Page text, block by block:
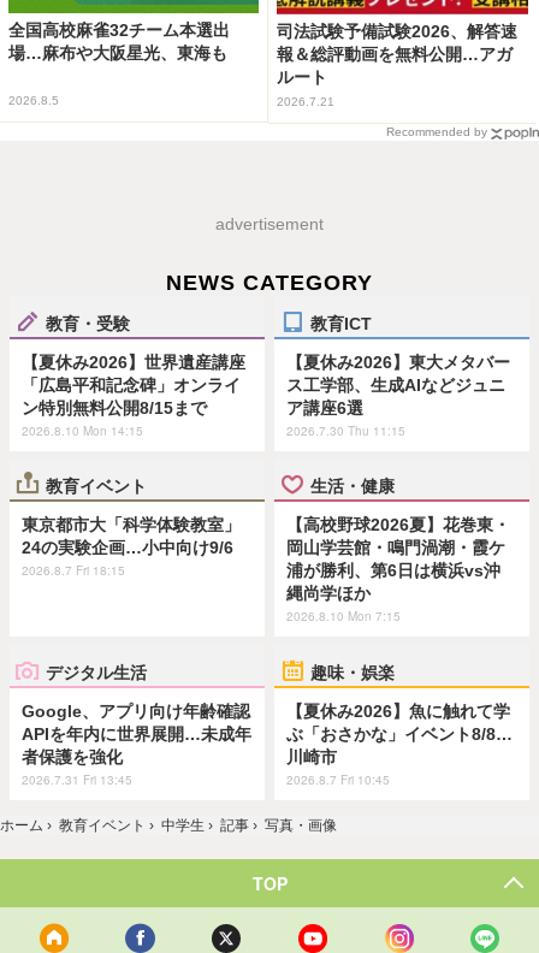
全国高校麻雀32チーム本選出
場…麻布や大阪星光、東海も
2026.8.5
司法試験予備試験2026、解答速
報＆総評動画を無料公開…アガ
ルート
2026.7.21
Recommended by
advertisement
NEWS CATEGORY
教育・受験
【夏休み2026】世界遺産講座
「広島平和記念碑」オンライ
ン特別無料公開8/15まで
2026.8.10 Mon 14:15
教育ICT
【夏休み2026】東大メタバー
ス工学部、生成AIなどジュニ
ア講座6選
2026.7.30 Thu 11:15
教育イベント
東京都市大「科学体験教室」
24の実験企画…小中向け9/6
2026.8.7 Fri 18:15
生活・健康
【高校野球2026夏】花巻東・
岡山学芸館・鳴門渦潮・霞ケ
浦が勝利、第6日は横浜vs沖
縄尚学ほか
2026.8.10 Mon 7:15
デジタル生活
Google、アプリ向け年齢確認
APIを年内に世界展開…未成年
者保護を強化
2026.7.31 Fri 13:45
趣味・娯楽
【夏休み2026】魚に触れて学
ぶ「おさかな」イベント8/8…
川崎市
2026.8.7 Fri 10:45
ホーム › 教育イベント › 中学生 › 記事 › 写真・画像
TOP